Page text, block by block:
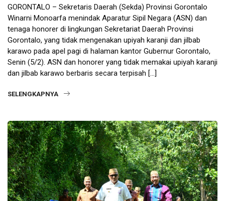
GORONTALO – Sekretaris Daerah (Sekda) Provinsi Gorontalo
Winarni Monoarfa menindak Aparatur Sipil Negara (ASN) dan
tenaga honorer di lingkungan Sekretariat Daerah Provinsi
Gorontalo, yang tidak mengenakan upiyah karanji dan jilbab
karawo pada apel pagi di halaman kantor Gubernur Gorontalo,
Senin (5/2). ASN dan honorer yang tidak memakai upiyah karanji
dan jilbab karawo berbaris secara terpisah […]
SELENGKAPNYA